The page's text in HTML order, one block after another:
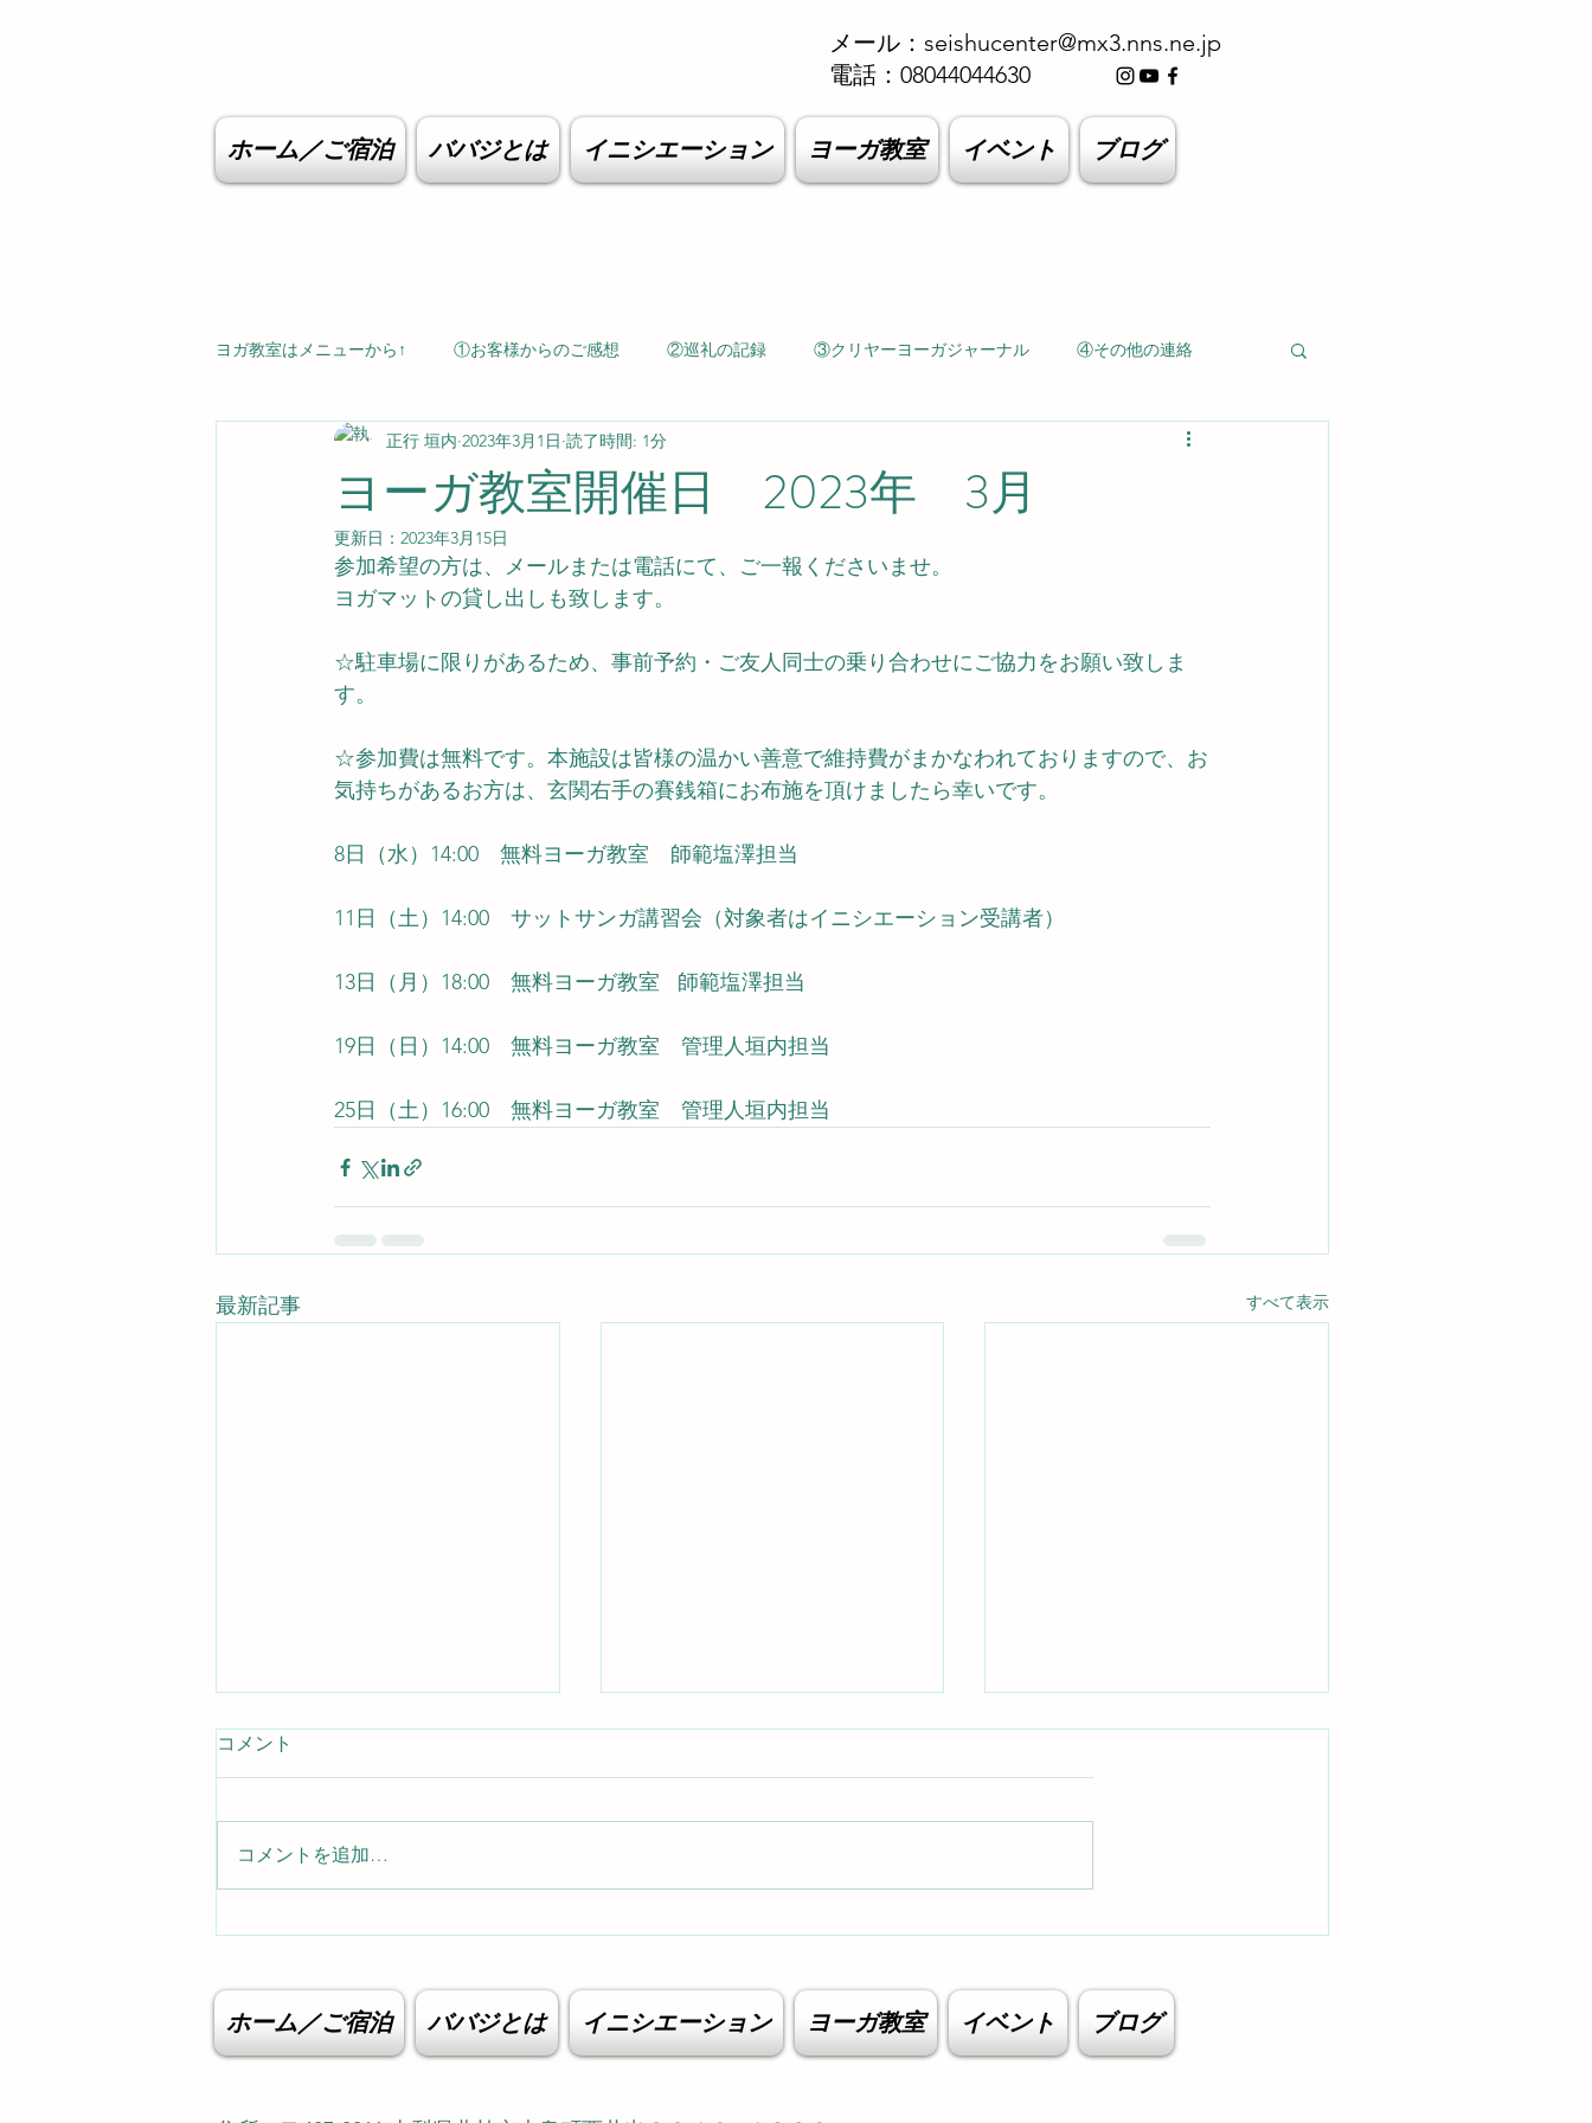
電話：08044044630
メール： seishucenter@mx3.nns.ne.jp
ホーム／ご宿泊 ババジとは イニシエーション ヨーガ教室 イベント ブログ
ヨガ教室はメニューから↑ ①お客様からのご感想 ②巡礼の記録 ③クリヤーヨーガジャーナル ④その他の連絡
ヨーガ教室開催日 2023年 3月
正行 垣内 2023年3月1日 読了時間: 1分
更新日： 2023年3月15日
参加希望の方は、メールまたは電話にて、ご一報くださいませ。
ヨガマットの貸し出しも致します。
☆駐車場に限りがあるため、事前予約・ご友人同士の乗り合わせにご協力をお願い致しま
す。
☆参加費は無料です。本施設は皆様の温かい善意で維持費がまかなわれておりますので、お
気持ちがあるお方は、玄関右手の賽銭箱にお布施を頂けましたら幸いです。
8日（水）14:00　無料ヨーガ教室　師範塩澤担当
11日（土）14:00　サットサンガ講習会（対象者はイニシエーション受講者）
13日（月）18:00　無料ヨーガ教室   師範塩澤担当
19日（日）14:00　無料ヨーガ教室　管理人垣内担当
25日（土）16:00　無料ヨーガ教室　管理人垣内担当
最新記事 すべて表示
お客様のご感想
お客様からお寄せ頂いたご感想を
様 私はヨガを習いながら２泊３
日しました。初めてクリヤヨガを
地の良いスペース。バス・トイレ
が別なのも良いですね。 静修セ
2026年 スリランカ巡礼レポ
リニューアルのお知らせ
コメント
コメントを追加…
ホーム／ご宿泊 ババジとは イニシエーション ヨーガ教室 イベント ブログ